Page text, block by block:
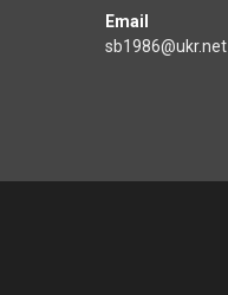
Email
sb1986@ukr.net